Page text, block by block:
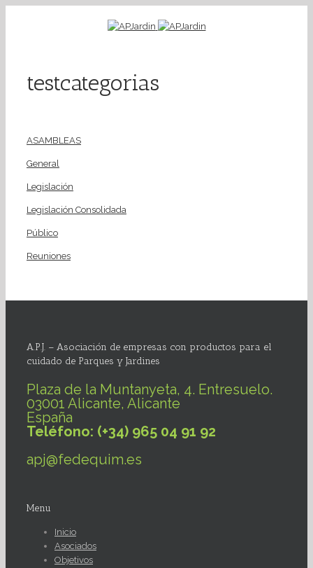
testcategorias
ASAMBLEAS
General
Legislación
Legislación Consolidada
Público
Reuniones
A.P.J. – Asociación de empresas con productos para el
cuidado de Parques y Jardines
Plaza de la Muntanyeta, 4. Entresuelo.
03001 Alicante, Alicante
España
Teléfono: (+34) 965 04 91 92
apj@fedequim.es
Menu
Inicio
Asociados
Objetivos